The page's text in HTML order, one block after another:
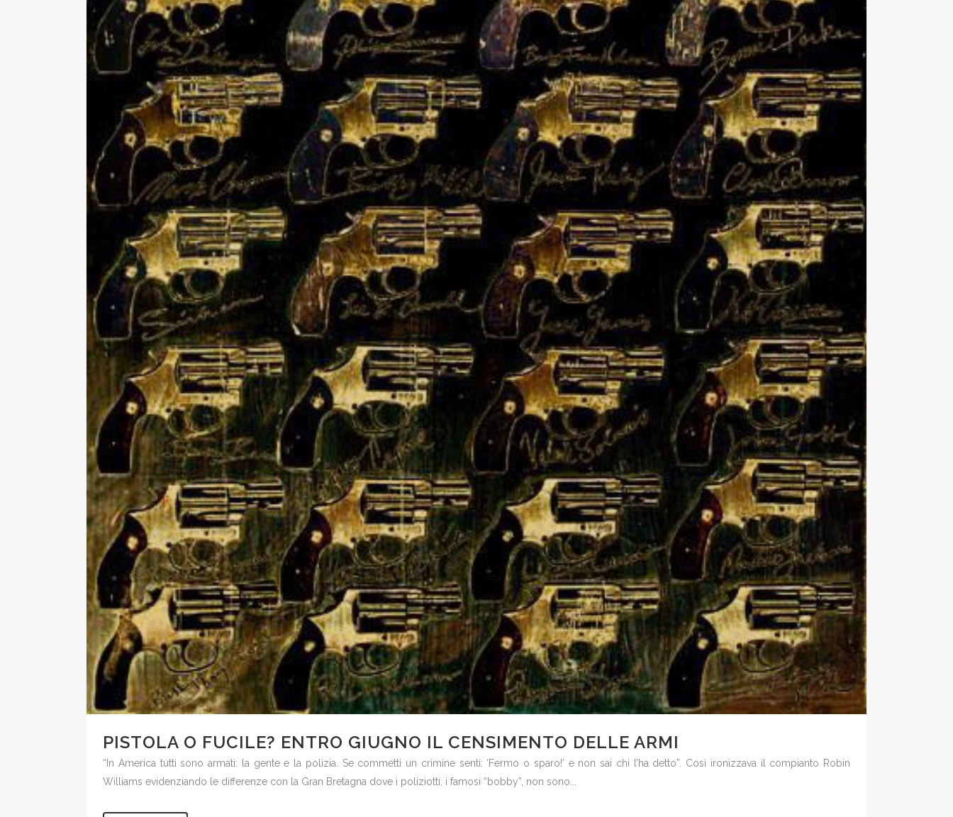
PISTOLA O FUCILE? ENTRO GIUGNO IL CENSIMENTO DELLE ARMI
“In America tutti sono armati: la gente e la polizia. Se commetti un crimine senti: ‘Fermo o sparo!’ e non sai chi l’ha detto”. Così ironizzava il compianto Robin
Williams evidenziando le differenze con la Gran Bretagna dove i poliziotti, i famosi “bobby”, non sono...